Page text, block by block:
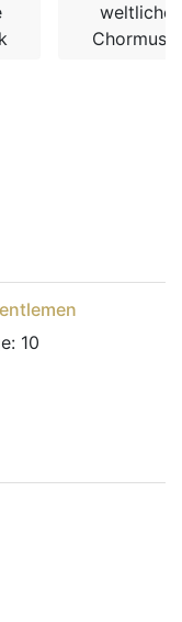
weltliche
Chormusik
10